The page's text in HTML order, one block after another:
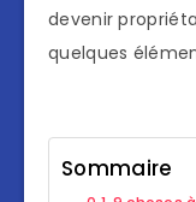
devenir
quelques
Sommaire